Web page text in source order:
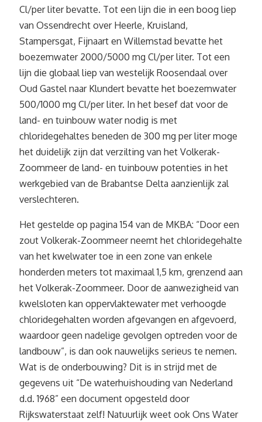
Cl/per liter bevatte. Tot een lijn die in een boog liep
van Ossendrecht over Heerle, Kruisland,
Stampersgat, Fijnaart en Willemstad bevatte het
boezemwater 2000/5000 mg Cl/per liter. Tot een
lijn die globaal liep van westelijk Roosendaal over
Oud Gastel naar Klundert bevatte het boezemwater
500/1000 mg Cl/per liter. In het besef dat voor de
land- en tuinbouw water nodig is met
chloridegehaltes beneden de 300 mg per liter moge
het duidelijk zijn dat verzilting van het Volkerak-
Zoommeer de land- en tuinbouw potenties in het
werkgebied van de Brabantse Delta aanzienlijk zal
verslechteren.
Het gestelde op pagina 154 van de MKBA: “Door een
zout Volkerak-Zoommeer neemt het chloridegehalte
van het kwelwater toe in een zone van enkele
honderden meters tot maximaal 1,5 km, grenzend aan
het Volkerak-Zoommeer. Door de aanwezigheid van
kwelsloten kan oppervlaktewater met verhoogde
chloridegehalten worden afgevangen en afgevoerd,
waardoor geen nadelige gevolgen optreden voor de
landbouw”, is dan ook nauwelijks serieus te nemen.
Wat is de onderbouwing? Dit is in strijd met de
gegevens uit “De waterhuishouding van Nederland
d.d. 1968” een document opgesteld door
Rijkswaterstaat zelf! Natuurlijk weet ook Ons Water